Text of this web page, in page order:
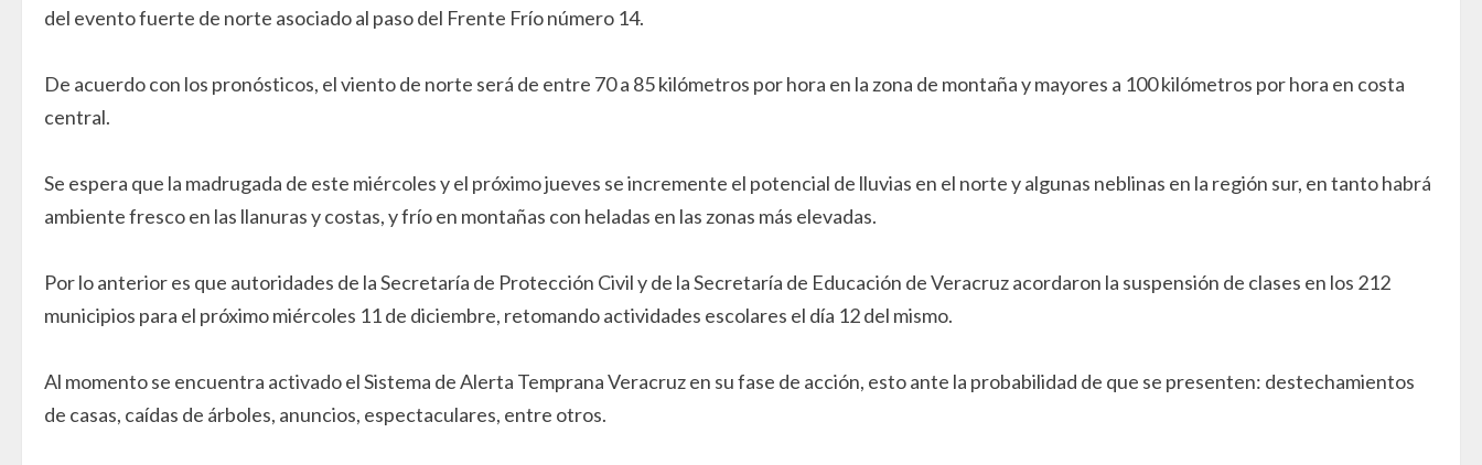
del evento fuerte de norte asociado al paso del Frente Frío número 14.
De acuerdo con los pronósticos, el viento de norte será de entre 70 a 85 kilómetros por hora en la zona de montaña y mayores a 100 kilómetros por hora en costa
central.
Se espera que la madrugada de este miércoles y el próximo jueves se incremente el potencial de lluvias en el norte y algunas neblinas en la región sur, en tanto habrá
ambiente fresco en las llanuras y costas, y frío en montañas con heladas en las zonas más elevadas.
Por lo anterior es que autoridades de la Secretaría de Protección Civil y de la Secretaría de Educación de Veracruz acordaron la suspensión de clases en los 212
municipios para el próximo miércoles 11 de diciembre, retomando actividades escolares el día 12 del mismo.
Al momento se encuentra activado el Sistema de Alerta Temprana Veracruz en su fase de acción, esto ante la probabilidad de que se presenten: destechamientos
de casas, caídas de árboles, anuncios, espectaculares, entre otros.